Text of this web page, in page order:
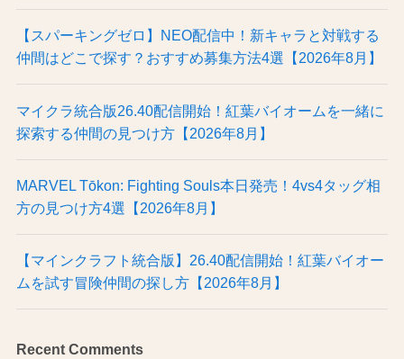
【スパーキングゼロ】NEO配信中！新キャラと対戦する
仲間はどこで探す？おすすめ募集方法4選【2026年8月】
マイクラ統合版26.40配信開始！紅葉バイオームを一緒に
探索する仲間の見つけ方【2026年8月】
MARVEL Tōkon: Fighting Souls本日発売！4vs4タッグ相
方の見つけ方4選【2026年8月】
【マインクラフト統合版】26.40配信開始！紅葉バイオー
ムを試す冒険仲間の探し方【2026年8月】
Recent Comments